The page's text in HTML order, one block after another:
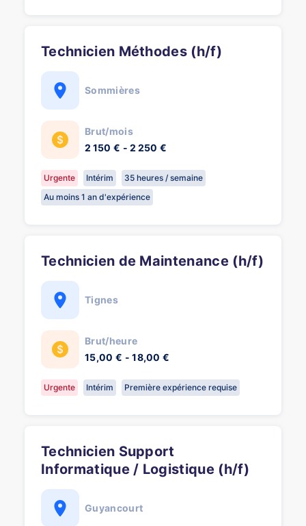
Technicien Méthodes (h/f)
Sommières
Brut/mois
2 150 € - 2 250 €
Urgente Intérim
35 heures / semaine
Au moins 1 an d'expérience
Technicien de Maintenance (h/f)
Tignes
Brut/heure
15,00 € - 18,00 €
Urgente Intérim Première expérience requise
Technicien Support
Informatique / Logistique (h/f)
Guyancourt